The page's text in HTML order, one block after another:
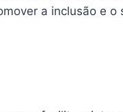
a inclusão e